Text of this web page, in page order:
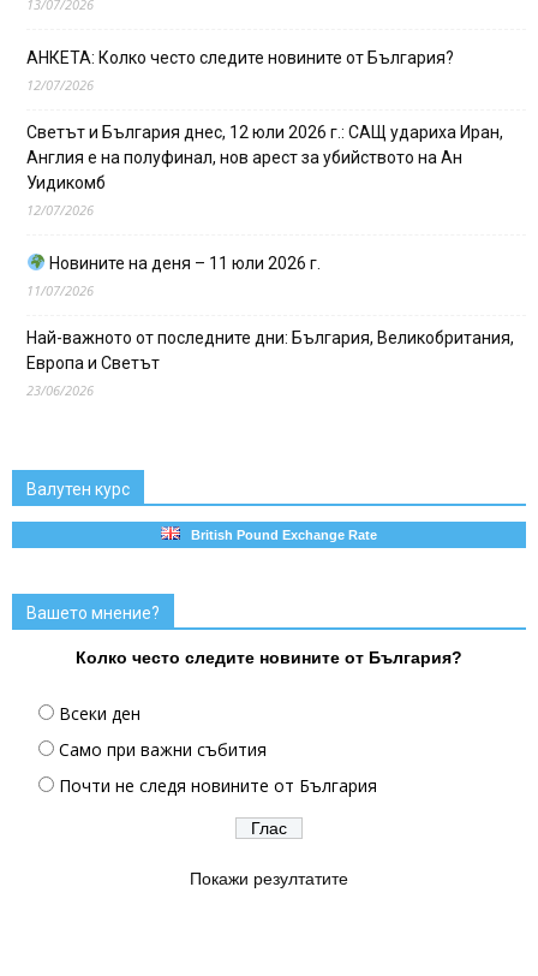
13/07/2026
АНКЕТА: Колко често следите новините от България?
12/07/2026
Светът и България днес, 12 юли 2026 г.: САЩ удариха Иран,
Англия е на полуфинал, нов арест за убийството на Ан
Уидикомб
12/07/2026
Новините на деня – 11 юли 2026 г.
11/07/2026
Най-важното от последните дни: България, Великобритания,
Европа и Светът
23/06/2026
Валутен курс
British Pound Exchange Rate
Вашето мнение?
Колко често следите новините от България?
Всеки ден
Само при важни събития
Почти не следя новините от България
Покажи резултатите